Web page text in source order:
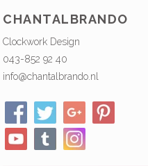
CHANTALBRANDO
Clockwork Design
043-852 92 40
info@chantalbrando.nl